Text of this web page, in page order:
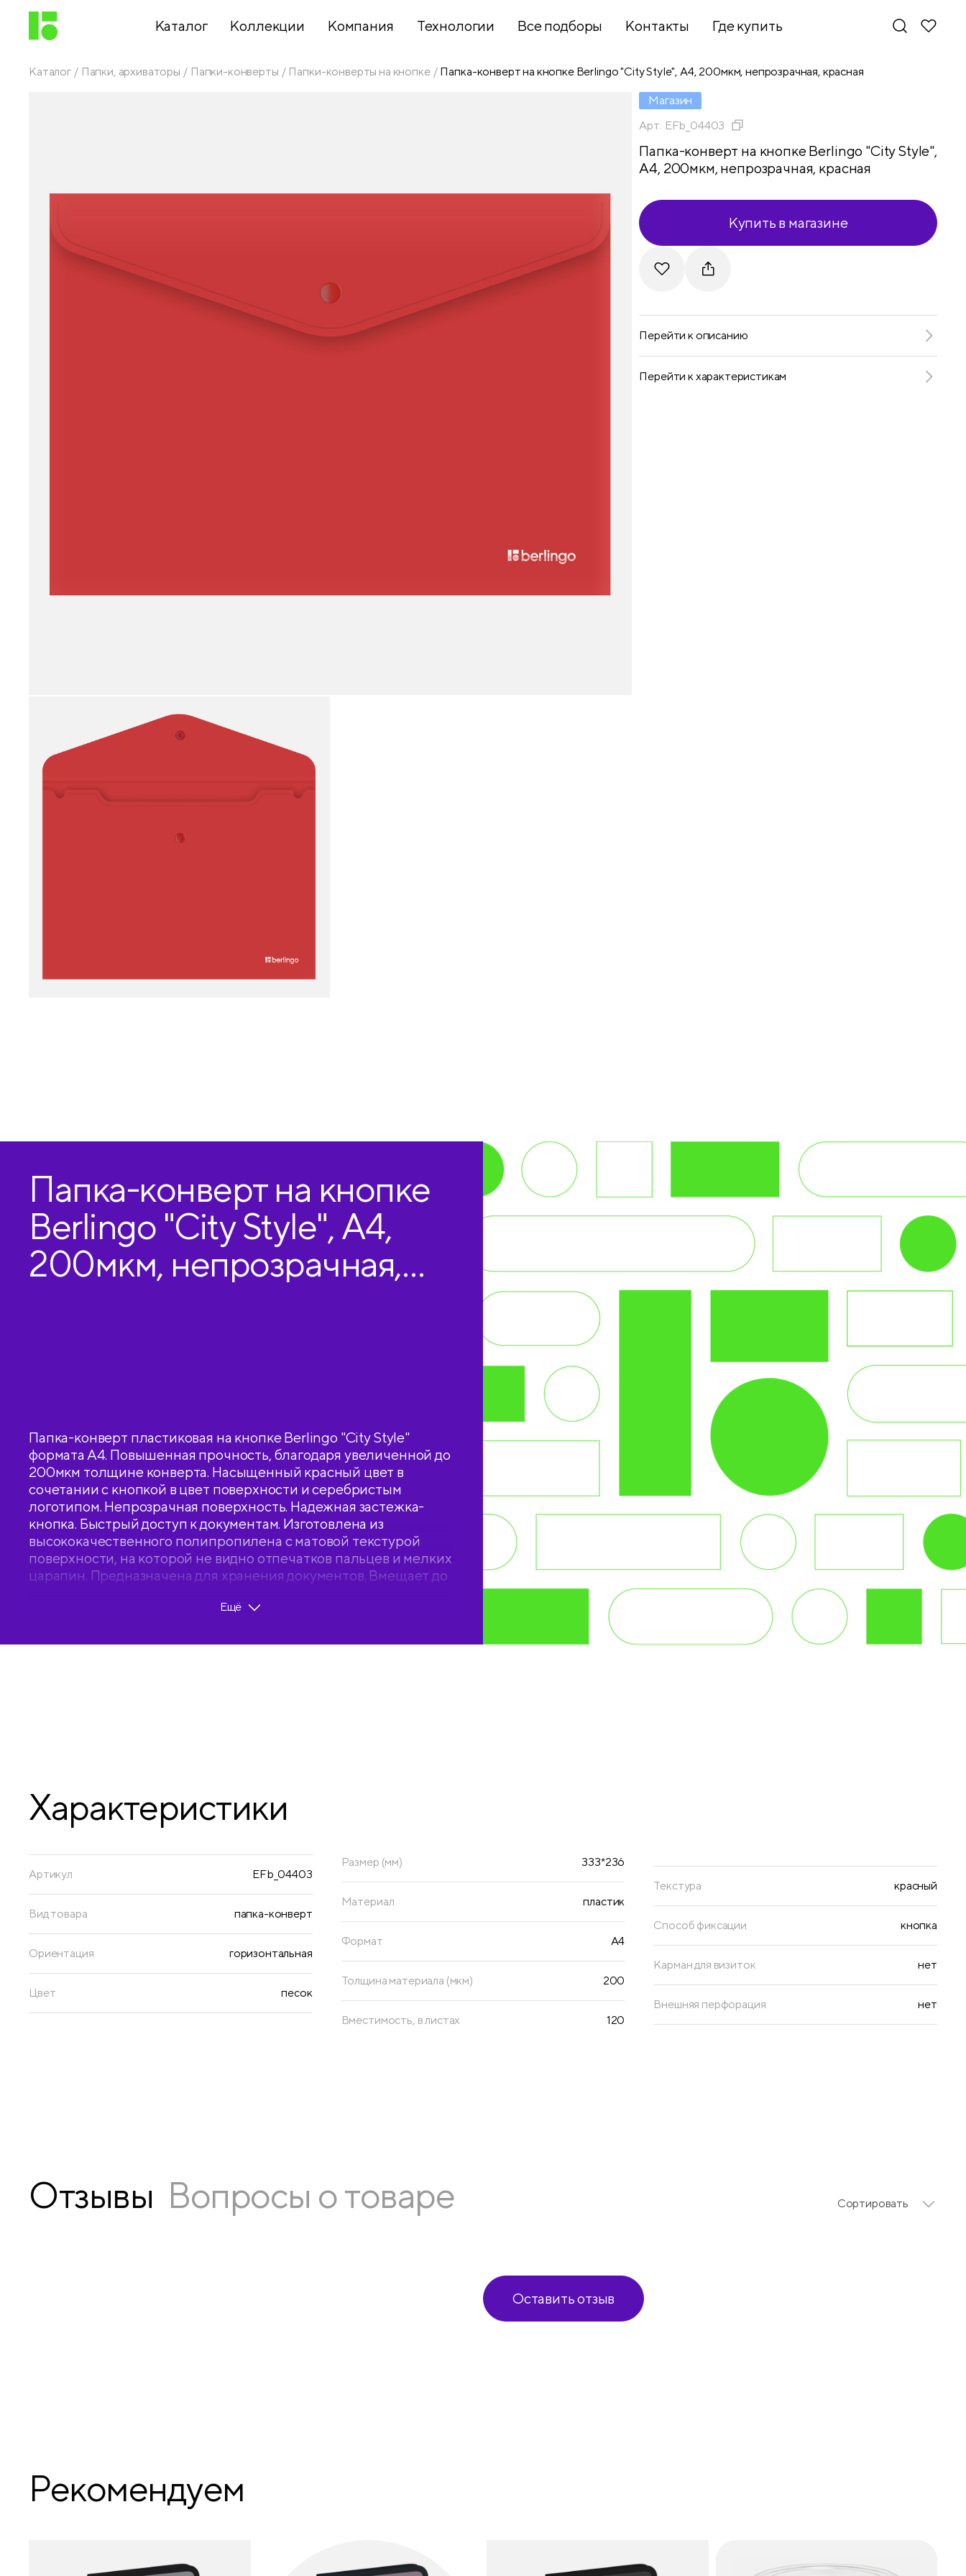
Каталог
архиваторы
Бумажная
Новинки
Коллекции Компания Технологии Все подборы Контакты Где купить
Каталог Папки, архиваторы Папки-конверты Папки-конверты на кнопке Папка-конверт на кнопке Berlingo "City Style", А4, 200мкм, непрозрачная, красная
Магазин
Арт. EFb_04403
Папка-конверт на кнопке Berlingo "City Style",
А4, 200мкм, непрозрачная, красная
Купить в магазине
Telegram
VKontakte
Перейти к описанию
Перейти к характеристикам
Папка-конверт на кнопке
Berlingo "City Style", А4,
200мкм, непрозрачная,
Папка-конверт пластиковая на кнопке Berlingo "City Style"
формата А4. Повышенная прочность, благодаря увеличенной до
200мкм толщине конверта. Насыщенный красный цвет в
сочетании с кнопкой в цвет поверхности и серебристым
логотипом. Непрозрачная поверхность. Надежная застежка-
кнопка. Быстрый доступ к документам. Изготовлена из
высококачественного полипропилена с матовой текстурой
поверхности, на которой не видно отпечатков пальцев и мелких
царапин. Предназначена для хранения документов. Вмещает до
форме на 12шт. Индивидуальный штрих-код на каждой папке-
Ещё
Характеристики
Артикул EFb_04403
Вид товара папка-конверт
Ориентация горизонтальная
Цвет песок
Размер (мм) 333*236
Материал пластик
Формат A4
Толщина материала (мкм) 200
Вместимость, в листах 120
Текстура красный
Способ фиксации кнопка
Карман для визиток нет
Внешняя перфорация нет
Отзывы Вопросы о товаре Сортировать
Оставить отзыв
Рекомендуем